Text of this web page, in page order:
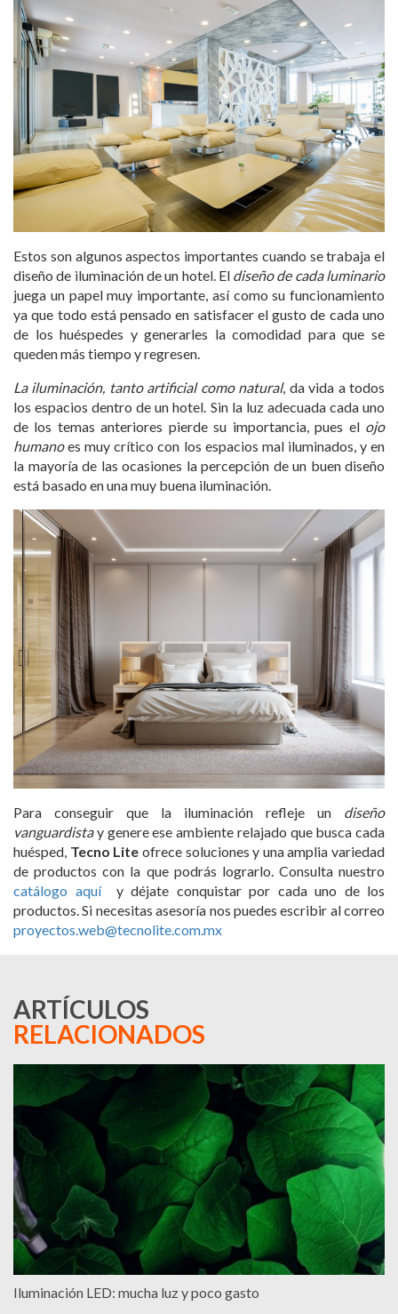
Estos son algunos aspectos importantes cuando se trabaja el
diseño de iluminación de un hotel. El diseño de cada luminario
juega un papel muy importante, así como su funcionamiento
ya que todo está pensado en satisfacer el gusto de cada uno
de los huéspedes y generarles la comodidad para que se
queden más tiempo y regresen.
La iluminación, tanto artificial como natural, da vida a todos
los espacios dentro de un hotel. Sin la luz adecuada cada uno
de los temas anteriores pierde su importancia, pues el ojo
humanoes muy crítico con los espacios mal iluminados, y en
la mayoría de las ocasiones la percepción de un buen diseño
está basado en una muy buena iluminación.
Para conseguir que la iluminación refleje un diseño
vanguardistay genere ese ambiente relajado que busca cada
huésped, Tecno Lite ofrece soluciones y una amplia variedad
de productos con la que podrás lograrlo. Consulta nuestro
catálogo aquíy déjate conquistar por cada uno de los
productos. Si necesitas asesoría nos puedes escribir al correo
proyectos.web@tecnolite.com.mx
ARTÍCULOS
RELACIONADOS
Iluminación LED: mucha luz y poco gasto